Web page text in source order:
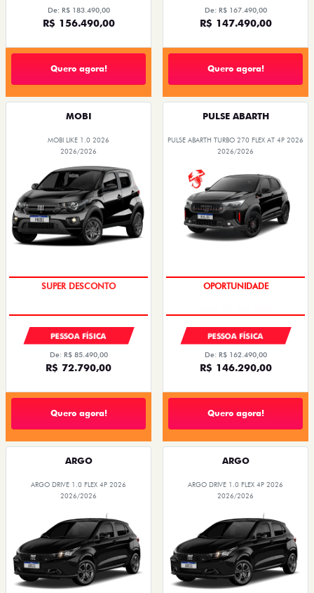
De: R$ 183.490,00
R$ 156.490,00
Quero agora!
De: R$ 167.490,00
R$ 147.490,00
Quero agora!
MOBI
MOBI LIKE 1.0 2026
2026/2026
TAXA ZERO
PESSOA FÍSICA
De: R$ 85.490,00
R$ 72.790,00
Quero agora!
PULSE ABARTH
PULSE ABARTH TURBO 270 FLEX AT 4P 2026
2026/2026
SAIA DE FIAT 0KM
PESSOA FÍSICA
De: R$ 162.490,00
R$ 146.290,00
Quero agora!
ARGO
ARGO DRIVE 1.0 FLEX 4P 2026
2026/2026
ARGO
ARGO DRIVE 1.0 FLEX 4P 2026
2026/2026